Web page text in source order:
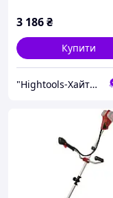
3 186₴
Купити
"Hightools-Хайтулс" Інтернет-магазин інструменту